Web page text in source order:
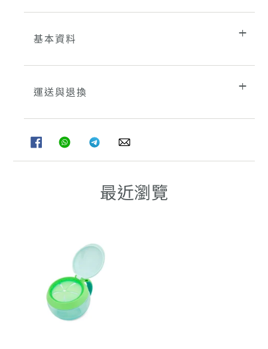
基本資料
運送與退換
FACEBOOK
分
享
WHATSAPPTELEGRAM
分
享
WHATSAPP
最近瀏覽